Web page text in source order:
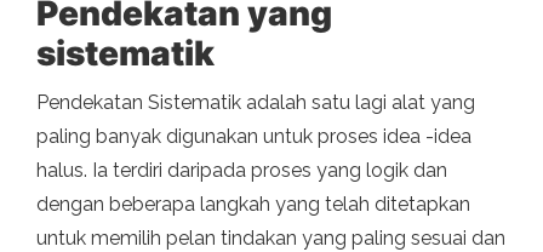
Pendekatan yang
sistematik
Pendekatan Sistematik adalah satu lagi alat yang
paling banyak digunakan untuk proses idea -idea
halus. Ia terdiri daripada proses yang logik dan
dengan beberapa langkah yang telah ditetapkan
untuk memilih pelan tindakan yang paling sesuai dan